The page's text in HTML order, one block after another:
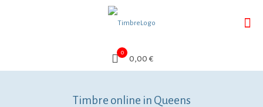
0
0,00 €
Timbre online in Queens